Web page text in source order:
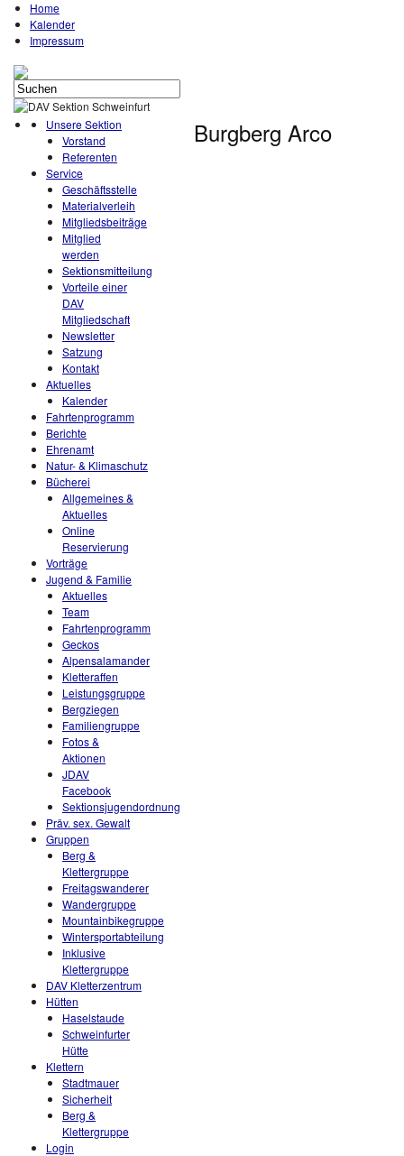
Home
Kalender
Impressum
Unsere Sektion
Vorstand
Referenten
Service
Geschäftsstelle
Materialverleih
Mitgliedsbeiträge
Mitglied
werden
Sektionsmitteilung
Vorteile einer
DAV
Mitgliedschaft
Newsletter
Satzung
Kontakt
Aktuelles
Kalender
Fahrtenprogramm
Berichte
Ehrenamt
Natur- & Klimaschutz
Bücherei
Allgemeines &
Aktuelles
Online
Reservierung
Vorträge
Jugend & Familie
Aktuelles
Team
Fahrtenprogramm
Geckos
Alpensalamander
Kletteraffen
Leistungsgruppe
Bergziegen
Familiengruppe
Fotos &
Aktionen
JDAV
Facebook
Sektionsjugendordnung
Präv. sex. Gewalt
Gruppen
Berg &
Klettergruppe
Freitagswanderer
Wandergruppe
Mountainbikegruppe
Wintersportabteilung
Inklusive
Klettergruppe
DAV Kletterzentrum
Hütten
Haselstaude
Schweinfurter
Hütte
Klettern
Stadtmauer
Sicherheit
Berg &
Klettergruppe
Login
Burgberg Arco